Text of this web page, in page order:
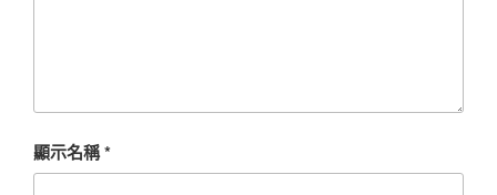
顯示名稱*